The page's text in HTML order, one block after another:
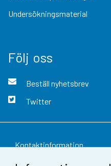
Undersökningsmaterial
Följ oss
Beställ nyhetsbrev
Twitter
Kontaktinformation